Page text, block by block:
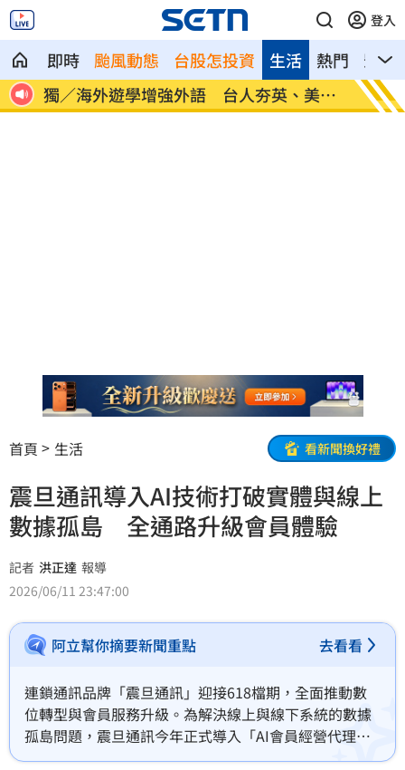
登入
即時 颱風動態 台股怎投資 熱門 影音
生活
、
長尾獼猴失控狂襲居民！官方追查異常原
因
伊波
首頁 生活 看新聞換好禮
震旦通訊導入AI技術打破實體與線上
數據孤島 全通路升級會員體驗
記者 洪正達 報導
2026/06/11 23:47:00
阿立幫你摘要新聞重點 去看看
連鎖通訊品牌「震旦通訊」迎接618檔期，全面推動數
位轉型與會員服務升級。為解決線上與線下系統的數據
孤島問題，震旦通訊今年正式導入「AI會員經營代理」
系統，期盼透過精準數據分析，優化全通路（OMO）的